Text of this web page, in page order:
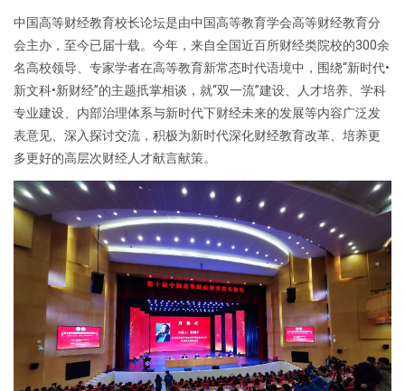
中国高等财经教育校长论坛是由中国高等教育学会高等财经教育分
会主办，至今已届十载。今年，来自全国近百所财经类院校的300余
名高校领导、专家学者在高等教育新常态时代语境中，围绕“新时代•
新文科•新财经”的主题扺掌相谈，就“双一流”建设、人才培养、学科
专业建设、内部治理体系与新时代下财经未来的发展等内容广泛发
表意见、深入探讨交流，积极为新时代深化财经教育改革、培养更
多更好的高层次财经人才献言献策。